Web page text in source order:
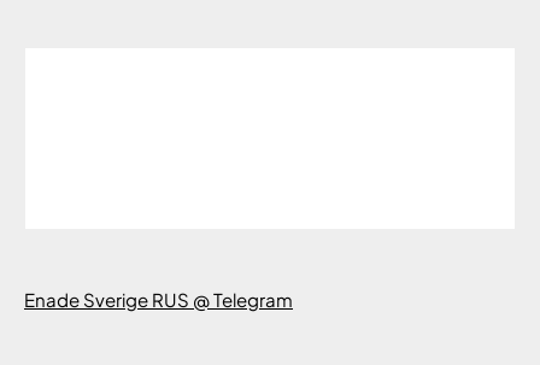
Enade Sverige RUS @ Telegram